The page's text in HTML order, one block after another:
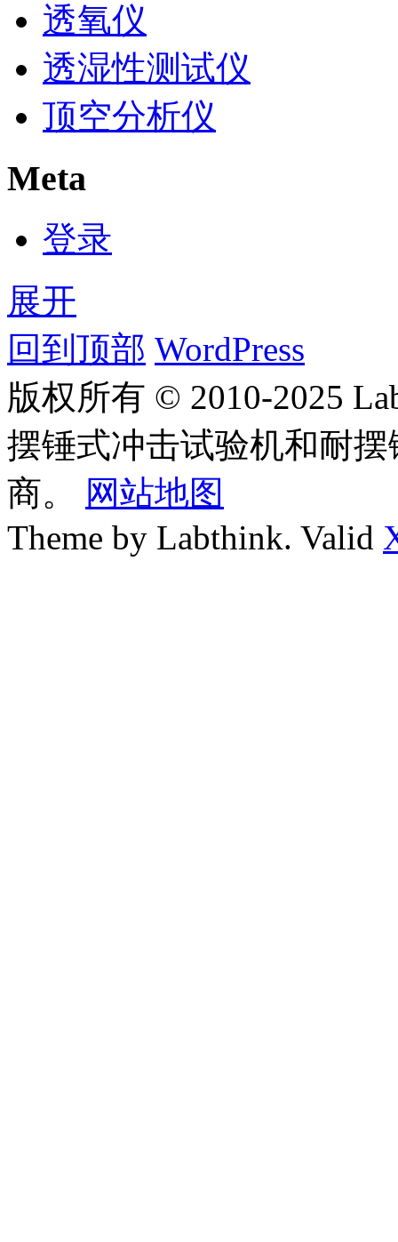
透氧仪
透湿性测试仪
顶空分析仪
Meta
登录
展开
回到顶部 WordPress
版权所有 © 2010-2025
摆锤式冲击试验机和耐
商。
网站地图
Theme by Labthink. Valid